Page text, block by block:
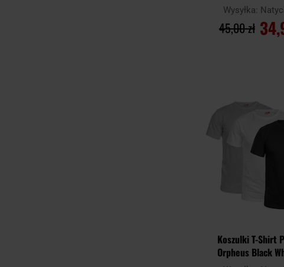
Wysyłka:
45,00 zł
Koszulki T-Shirt
Orpheus Black